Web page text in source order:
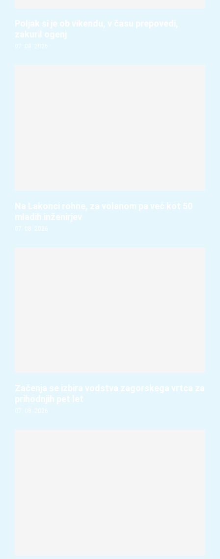
Poljak si je ob vikendu, v času prepovedi,
zakuril ogenj
07. 08. 2026
Na Lakonci rohne, za volanom pa več kot 50
mladih inženirjev
07. 08. 2026
Začenja se izbira vodstva zagorskega vrtca za
prihodnjih pet let
07. 08. 2026